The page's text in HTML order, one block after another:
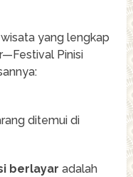
yang lengkap
Pinisi
ditemui di
berlayar adalah